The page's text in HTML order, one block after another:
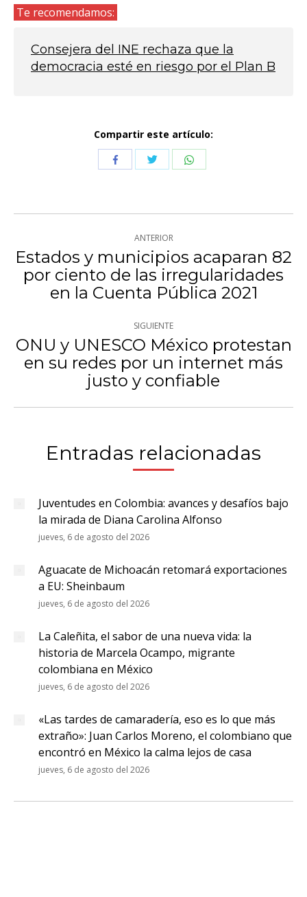
Te recomendamos:
Consejera del INE rechaza que la
democracia esté en riesgo por el Plan B
Compartir este artículo:
CompartirCompartirCompartir
Navegación
entre
publicaciones
ANTERIOR
Publicación
anterior:
Estados y municipios acaparan 82
por ciento de las irregularidades
en la Cuenta Pública 2021
SIGUIENTE
Publicación
siguiente:
ONU y UNESCO México protestan
en su redes por un internet más
justo y confiable
Entradas relacionadas
Juventudes en Colombia: avances y desafíos bajo
la mirada de Diana Carolina Alfonso
jueves, 6 de agosto del 2026
Aguacate de Michoacán retomará exportaciones
a EU: Sheinbaum
jueves, 6 de agosto del 2026
La Caleñita, el sabor de una nueva vida: la
historia de Marcela Ocampo, migrante
colombiana en México
jueves, 6 de agosto del 2026
«Las tardes de camaradería, eso es lo que más
extraño»: Juan Carlos Moreno, el colombiano que
encontró en México la calma lejos de casa
jueves, 6 de agosto del 2026